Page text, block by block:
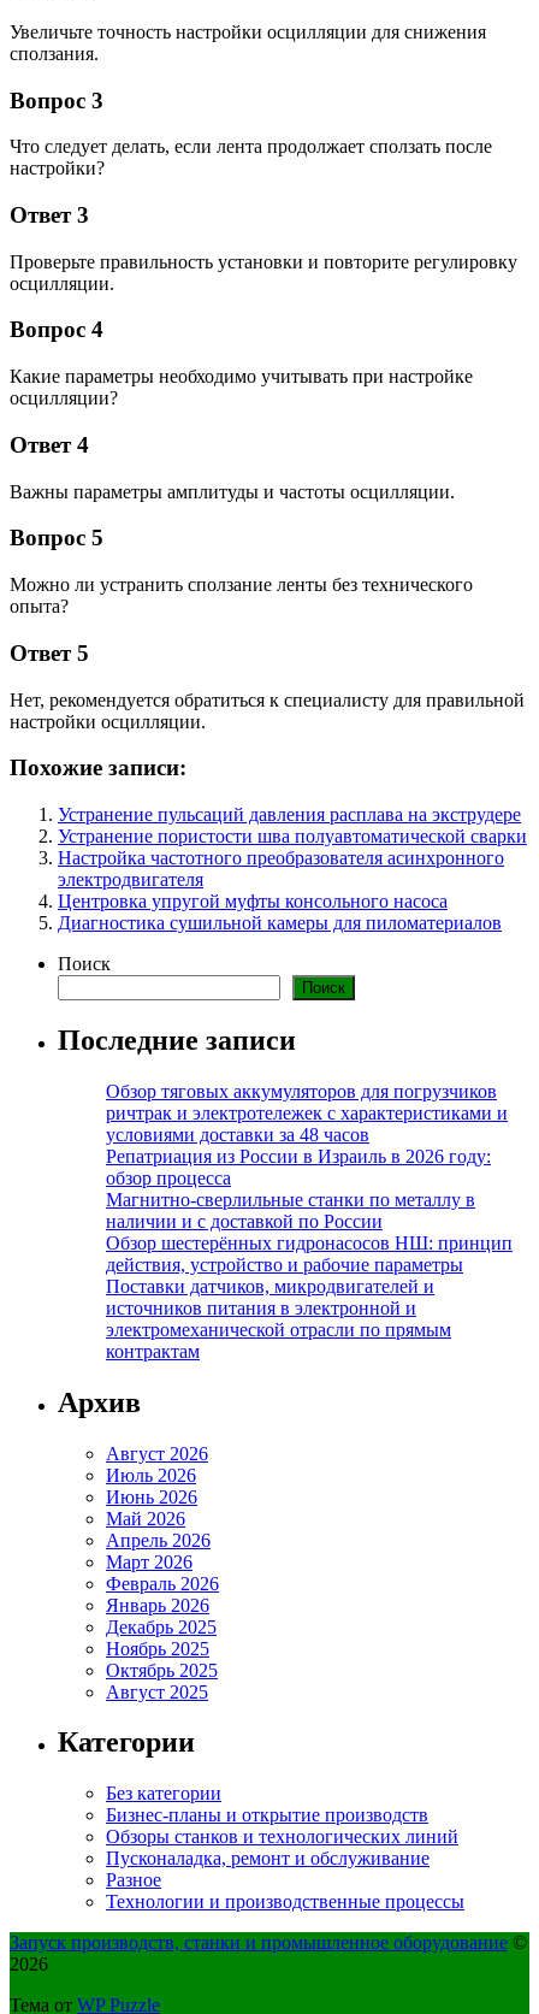
Увеличьте точность настройки осцилляции для снижения
сползания.
Вопрос 3
Что следует делать, если лента продолжает сползать после
настройки?
Ответ 3
Проверьте правильность установки и повторите регулировку
осцилляции.
Вопрос 4
Какие параметры необходимо учитывать при настройке
осцилляции?
Ответ 4
Важны параметры амплитуды и частоты осцилляции.
Вопрос 5
Можно ли устранить сползание ленты без технического
опыта?
Ответ 5
Нет, рекомендуется обратиться к специалисту для правильной
настройки осцилляции.
Похожие записи:
Устранение пульсаций давления расплава на экструдере
Устранение пористости шва полуавтоматической сварки
Настройка частотного преобразователя асинхронного
электродвигателя
Центровка упругой муфты консольного насоса
Диагностика сушильной камеры для пиломатериалов
Поиск
Поиск
Последние записи
Обзор тяговых аккумуляторов для погрузчиков
ричтрак и электротележек с характеристиками и
условиями доставки за 48 часов
Репатриация из России в Израиль в 2026 году:
обзор процесса
Магнитно-сверлильные станки по металлу в
наличии и с доставкой по России
Обзор шестерённых гидронасосов НШ: принцип
действия, устройство и рабочие параметры
Поставки датчиков, микродвигателей и
источников питания в электронной и
электромеханической отрасли по прямым
контрактам
Архив
Август 2026
Июль 2026
Июнь 2026
Май 2026
Апрель 2026
Март 2026
Февраль 2026
Январь 2026
Декабрь 2025
Ноябрь 2025
Октябрь 2025
Август 2025
Категории
Без категории
Бизнес-планы и открытие производств
Обзоры станков и технологических линий
Пусконаладка, ремонт и обслуживание
Разное
Технологии и производственные процессы
Запуск производств, станки и промышленное оборудование ©
2026
Тема от WP Puzzle